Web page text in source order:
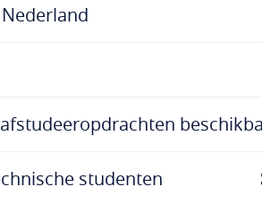
studenten